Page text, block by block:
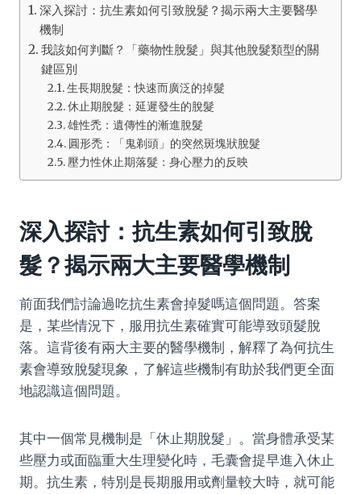
深入探討：抗生素如何引致脫髮？揭示兩大主要醫學
機制
我該如何判斷？「藥物性脫髮」與其他脫髮類型的關
鍵區別
生長期脫髮：快速而廣泛的掉髮
休止期脫髮：延遲發生的脫髮
雄性禿：遺傳性的漸進脫髮
圓形禿：「鬼剃頭」的突然斑塊狀脫髮
壓力性休止期落髮：身心壓力的反映
深入探討：抗生素如何引致脫
髮？揭示兩大主要醫學機制
前面我們討論過吃抗生素會掉髮嗎這個問題。答案
是，某些情況下，服用抗生素確實可能導致頭髮脫
落。這背後有兩大主要的醫學機制，解釋了為何抗生
素會導致脫髮現象，了解這些機制有助於我們更全面
地認識這個問題。
其中一個常見機制是「休止期脫髮」。當身體承受某
些壓力或面臨重大生理變化時，毛囊會提早進入休止
期。抗生素，特別是長期服用或劑量較大時，就可能